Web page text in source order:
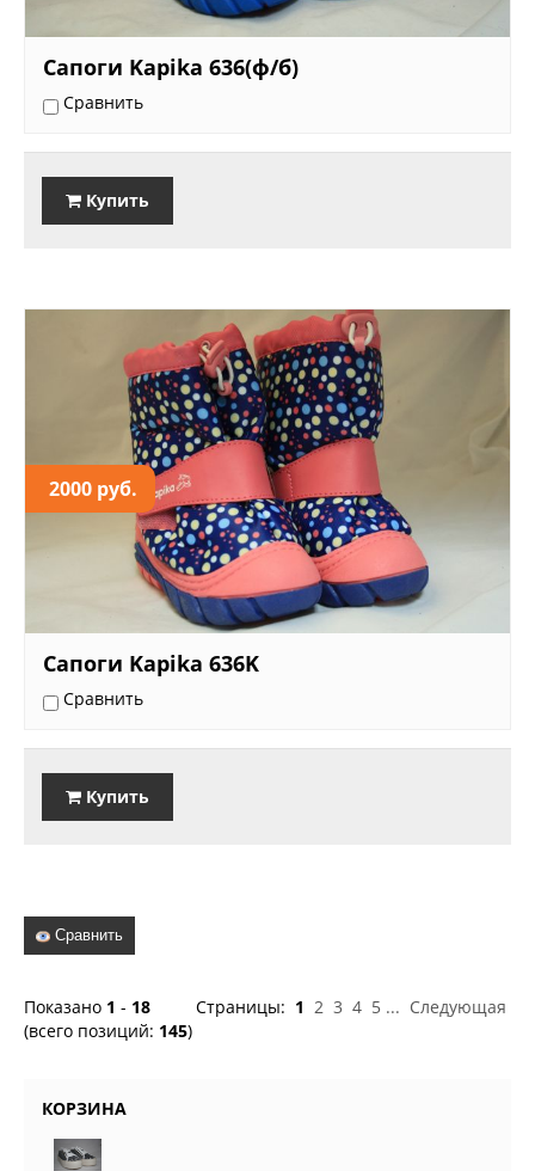
Сапоги Kapika 636(ф/б)
Сравнить
Купить
2000 руб.
Сапоги Kapika 636K
Сравнить
Купить
Сравнить
Страницы: 1 2 3 4 5 ... Следующая
Показано 1 - 18
(всего позиций: 145)
КОРЗИНА